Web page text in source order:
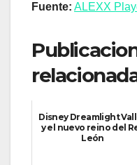
Fuente: ALEXX
Disney Dreamlight
y el nuevo reino del
León